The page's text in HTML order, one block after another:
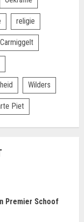
religie
Wilders
Piet
Premier Schoof